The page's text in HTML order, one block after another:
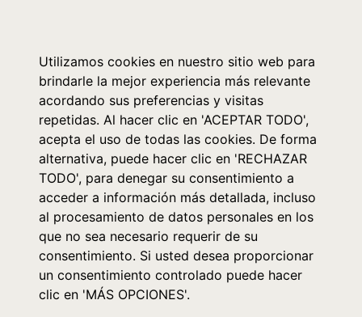
Utilizamos cookies en nuestro sitio web para
brindarle la mejor experiencia más relevante
acordando sus preferencias y visitas
repetidas. Al hacer clic en 'ACEPTAR TODO',
acepta el uso de todas las cookies. De forma
alternativa, puede hacer clic en 'RECHAZAR
TODO', para denegar su consentimiento a
acceder a información más detallada, incluso
al procesamiento de datos personales en los
que no sea necesario requerir de su
consentimiento. Si usted desea proporcionar
un consentimiento controlado puede hacer
clic en 'MÁS OPCIONES'.